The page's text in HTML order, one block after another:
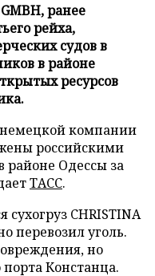
ранее
рейха,
судов в
в районе
ресурсов
компании
российскими
Одессы за
ТАСС.
CHRISTINA
перевозил уголь.
но
Констанца.